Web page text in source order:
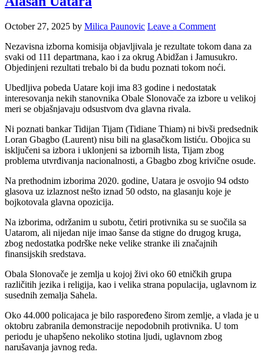
October 27, 2025 by Milica Paunovic Leave a Comment
Nezavisna izborna komisija objavljivala je rezultate tokom dana za
svaki od 111 departmana, kao i za okrug Abidžan i Jamusukro.
Objedinjeni rezultati trebalo bi da budu poznati tokom noći.
Ubedljiva pobeda Uatare koji ima 83 godine i nedostatak
interesovanja nekih stanovnika Obale Slonovače za izbore u velikoj
meri se objašnjavaju odsustvom dva glavna rivala.
Ni poznati bankar Tidijan Tijam (Tidiane Thiam) ni bivši predsednik
Loran Gbagbo (Laurent) nisu bili na glasačkom listiću. Obojica su
isključeni sa izbora i uklonjeni sa izbornih lista, Tijam zbog
problema utvrđivanja nacionalnosti, a Gbagbo zbog krivične osude.
Na prethodnim izborima 2020. godine, Uatara je osvojio 94 odsto
glasova uz izlaznost nešto iznad 50 odsto, na glasanju koje je
bojkotovala glavna opozicija.
Na izborima, održanim u subotu, četiri protivnika su se suočila sa
Uatarom, ali nijedan nije imao šanse da stigne do drugog kruga,
zbog nedostatka podrške neke velike stranke ili značajnih
finansijskih sredstava.
Obala Slonovače je zemlja u kojoj živi oko 60 etničkih grupa
različitih jezika i religija, kao i velika strana populacija, uglavnom iz
susednih zemalja Sahela.
Oko 44.000 policajaca je bilo raspoređeno širom zemlje, a vlada je u
oktobru zabranila demonstracije nepodobnih protivnika. U tom
periodu je uhapšeno nekoliko stotina ljudi, uglavnom zbog
narušavanja javnog reda.